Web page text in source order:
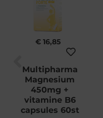
€ 16,85
Multipharma
Magnesium
450mg +
vitamine B6
capsules 60st